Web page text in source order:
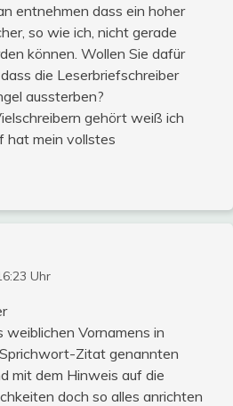
entnehmen dass ein hoher
so wie ich, nicht gerade
können. Wollen Sie dafür
die Leserbriefschreiber
aussterben?
gehört weiß ich
hat mein vollstes
Uhr
Vornamens in
Zitat genannten
mit dem Hinweis auf die
doch so alles anrichten